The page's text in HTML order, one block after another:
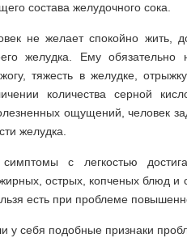
состава желудочного сока.
не желает спокойно жить,
желудка. Ему обязательно
тяжесть в желудке,
количества серной
ощущений, человек
желудка.
с легкостью
острых, копченых блюд и
есть при проблеме
у себя подобные признаки